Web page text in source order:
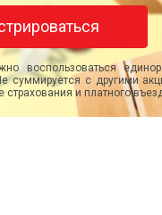
воспользоваться
суммируется с другими
страхования и платного